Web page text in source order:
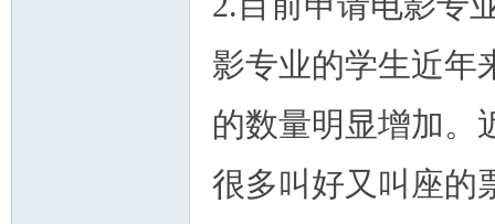
影专业的学生近年
的数量明显增加。
很多叫好又叫座的